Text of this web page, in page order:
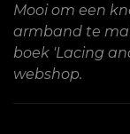
Mooi om een
armband te
boek 'Lacing
webshop.